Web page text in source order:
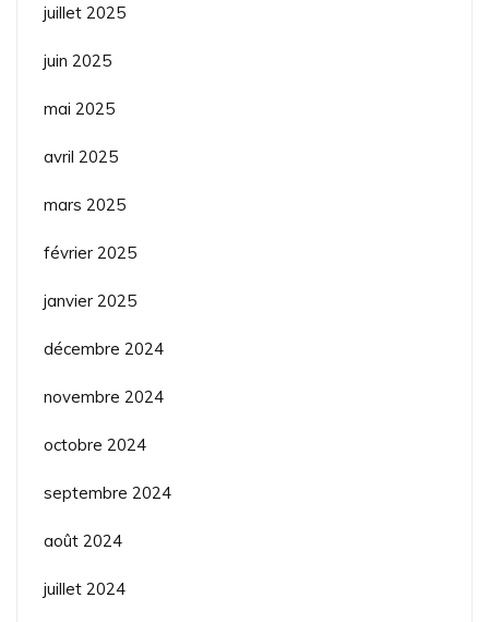
juillet 2025
juin 2025
mai 2025
avril 2025
mars 2025
février 2025
janvier 2025
décembre 2024
novembre 2024
octobre 2024
septembre 2024
août 2024
juillet 2024